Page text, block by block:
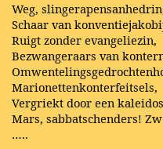
Weg,
Schaar van
Ruigt zonder evangeliezin,
Bezwangeraars van
Marionettenkonterfeitsels,
Vergriekt door een
Mars, sabbatschenders!
…..